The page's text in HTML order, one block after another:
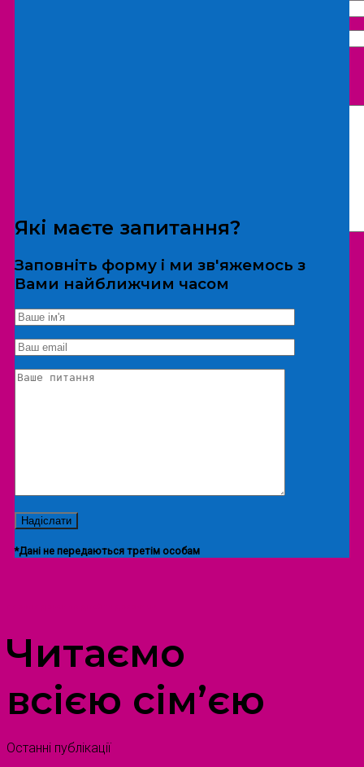
*Дані не передаються третім особам
Екскурсія/локація
Які маєте запитання?
Заповніть форму і ми зв'яжемось з
Вами найближчим часом
*Дані не передаються третім особам
Читаємо
всією сім’єю
Останні публікації